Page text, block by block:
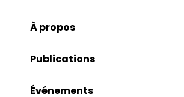
À propos
Publications
Événements